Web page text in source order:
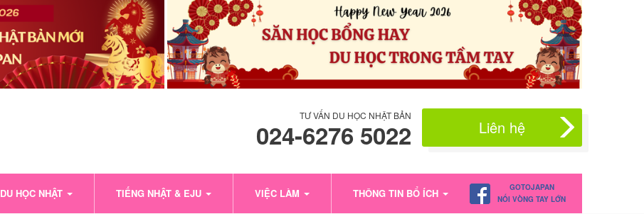
TƯ VẤN DU HỌC NHẬT BẢN
024-6276 5022 Liên hệ
DU HỌC NHẬT TIẾNG NHẬT & EJU VIỆC LÀM THÔNG TIN BỔ ÍCH
GOTOJAPAN
NỐI VÒNG TAY LỚN